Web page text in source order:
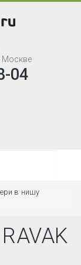
Москве
04
в нишу